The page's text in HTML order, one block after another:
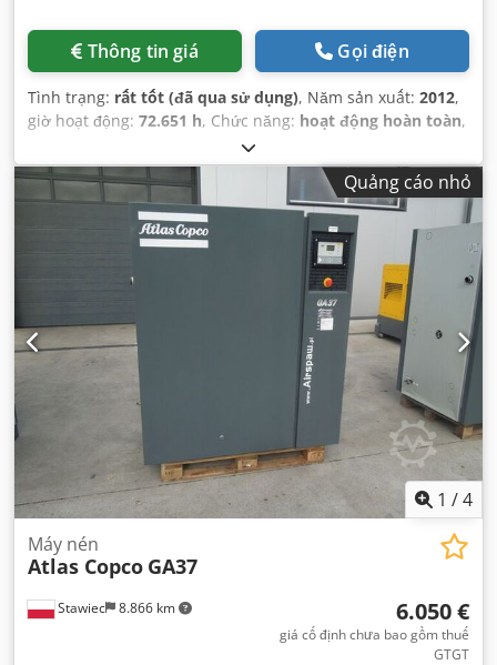
Thông tin giá Gọi điện
Tình trạng: rất tốt (đã qua sử dụng), Năm sản xuất: 2012,
giờ hoạt động: 72.651 h, Chức năng: hoạt động hoàn toàn,
Quảng cáo nhỏ
1 /4
Stawiec 8.866 km
Máy nén
Atlas Copco GA37
6.050 €
giá cố định chưa bao gồm thuế
GTGT